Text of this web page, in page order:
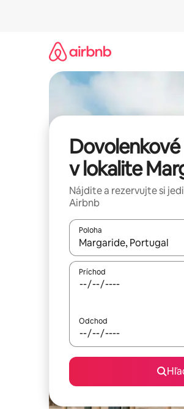
v lokalite
Nájdite a rezervujte si
Airbnb
Poloha
Keď budú výsledky k
Príchod
Odchod